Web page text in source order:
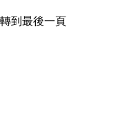
到最後一頁